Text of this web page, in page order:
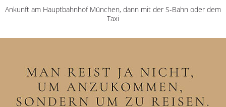
Ankunft am Hauptbahnhof München, dann mit der S-Bahn oder dem
Taxi